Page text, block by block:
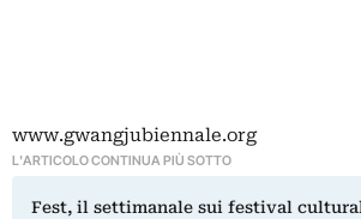
www.gwangjubiennale.org
L'ARTICOLO CONTINUA PIÙ SOTTO
Fest, il settimanale sui festival